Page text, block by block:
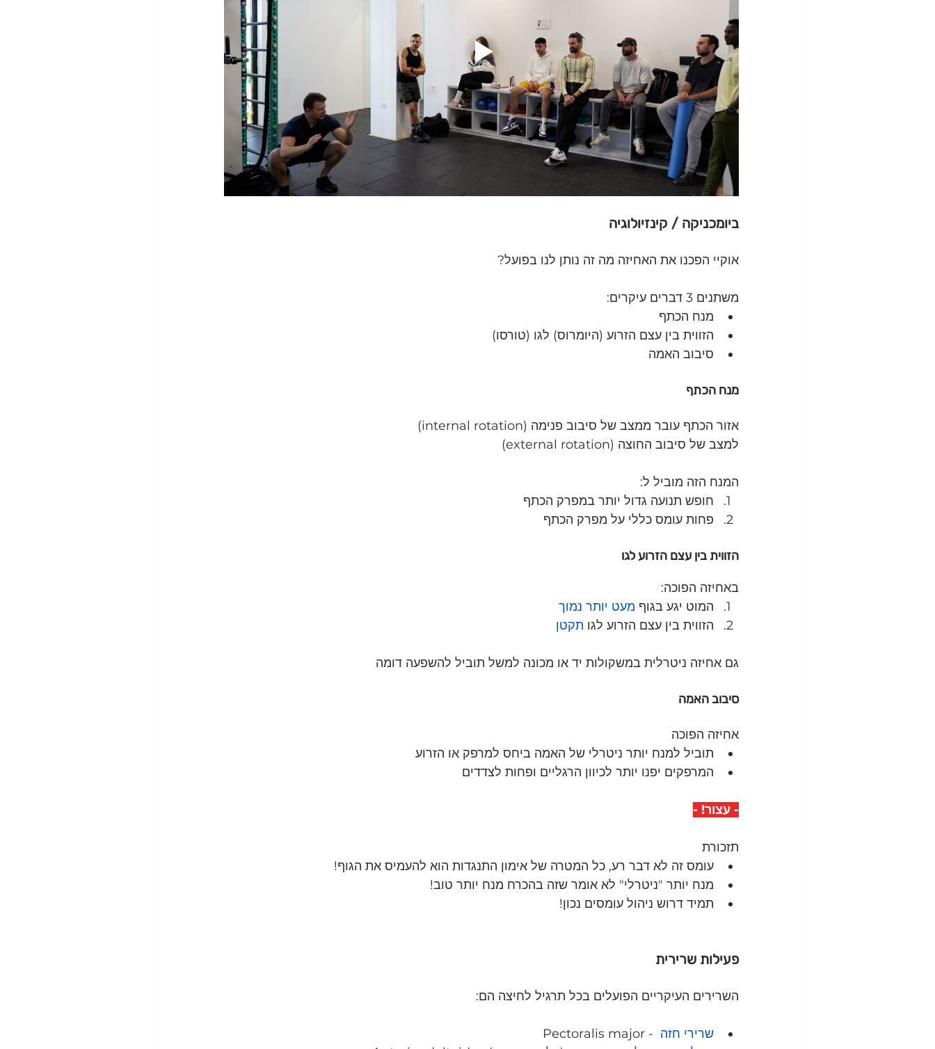
ביומכניקה / קינזיולוגיה
אוקיי הפכנו את האחיזה מה זה נותן לנו בפועל?
משתנים 3 דברים עיקרים:
מנח הכתף
הזווית בין עצם הזרוע (היומרוס) לגו (טורסו)
סיבוב האמה
מנח הכתף
אזור הכתף עובר ממצב של סיבוב פנימה (internal rotation)
למצב של סיבוב החוצה (external rotation)
המנח הזה מוביל ל:
חופש תנועה גדול יותר במפרק הכתף
פחות עומס כללי על מפרק הכתף
הזווית בין עצם הזרוע לגו
באחיזה הפוכה:
המוט יגע בגוף מעט יותר נמוך
הזווית בין עצם הזרוע לגו תקטן
גם אחיזה ניטרלית במשקולות יד או מכונה למשל תוביל להשפעה דומה
סיבוב האמה
אחיזה הפוכה
תוביל למנח יותר ניטרלי של האמה ביחס למרפק או הזרוע
המרפקים יפנו יותר לכיוון הרגליים ופחות לצדדים
- עצור! -
תזכורת
עומס זה לא דבר רע, כל המטרה של אימון התנגדות הוא להעמיס את הגוף!
מנח יותר "ניטרלי" לא אומר שזה בהכרח מנח יותר טוב!
תמיד דרוש ניהול עומסים נכון!
פעילות שרירית
השרירים העיקריים הפועלים בכל תרגיל לחיצה הם:
שרירי חזה
  - Pectoralis major